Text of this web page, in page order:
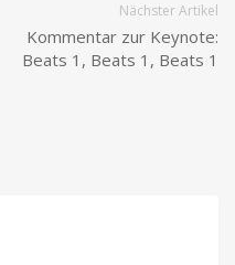
Nächster Artikel
Kommentar zur Keynote:
Beats 1, Beats 1, Beats 1